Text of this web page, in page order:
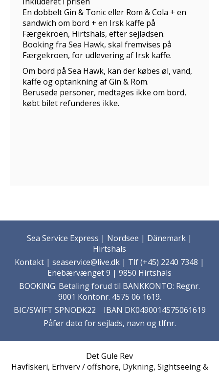
En dobbelt Gin & Tonic eller Rom & Cola + en
sandwich om bord + en Irsk kaffe på
Færgekroen, Hirtshals, efter sejladsen.
Booking fra Sea Hawk, skal fremvises på
Færgekroen, for udlevering af Irsk kaffe.
Om bord på Sea Hawk, kan der købes øl, vand,
kaffe og optankning af Gin & Rom.
Berusede personer, medtages ikke om bord,
købt bilet refunderes ikke.
Sea Service Express | Nordsee | Dänemark |
Hirtshals
Kontakt | seaservice@live.dk | Tlf (+45) 2240 7348 |
Enebærvænget 9 | 9850 Hirtshals
BOOKING: Betaling forud til BANKKONTO: Regnr.
9001 Kontonr. 4575 06 1619.
BIC/SWIFT SPNODK22 IBAN DK0490014575061619
Påfør dato for sejlads, navn og tlfnr.
Det Gule Rev
Havfiskeri, Erhverv / offshore, Dykning, Sightseeing &